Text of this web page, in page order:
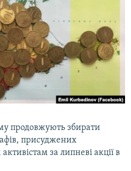
продовжують збирати
присуджених
за липневі акції в